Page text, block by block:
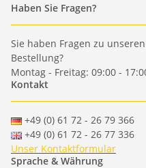
Haben Sie Fragen?
Sie haben Fragen zu
Bestellung?
Montag - Freitag: 09:00 -
Kontakt
+49 (0) 61 72 - 26 79 366
+49 (0) 61 72 - 26 77 336
Unser Kontaktformular
Sprache & Währung